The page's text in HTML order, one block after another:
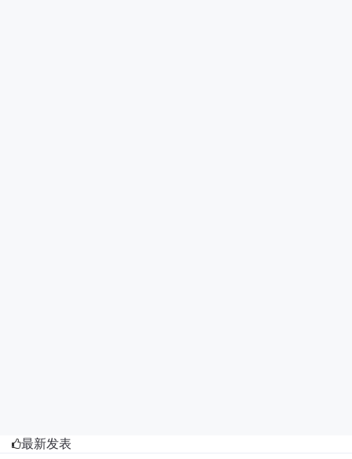
最新发表